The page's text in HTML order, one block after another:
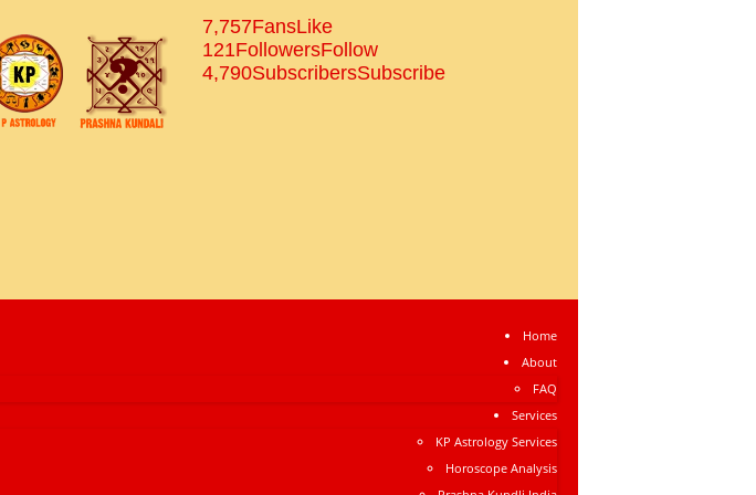
7,757FansLike
121FollowersFollow
4,790SubscribersSubscribe
Home
About
FAQ
Services
KP Astrology Services
Horoscope Analysis